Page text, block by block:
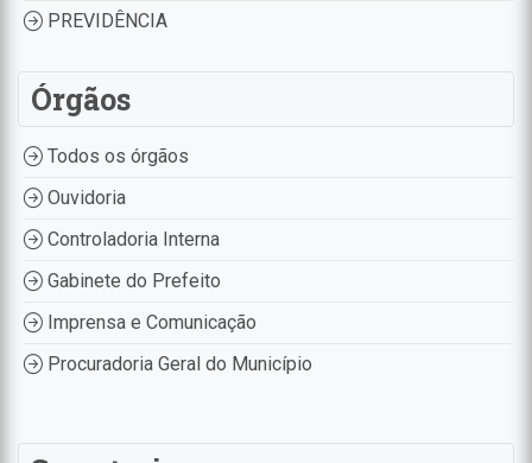
PREVIDÊNCIA
Órgãos
Todos os órgãos
Ouvidoria
Controladoria Interna
Gabinete do Prefeito
Imprensa e Comunicação
Procuradoria Geral do Município